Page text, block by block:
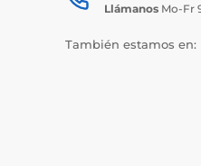
Llámanos Mo-Fr
También estamos en: